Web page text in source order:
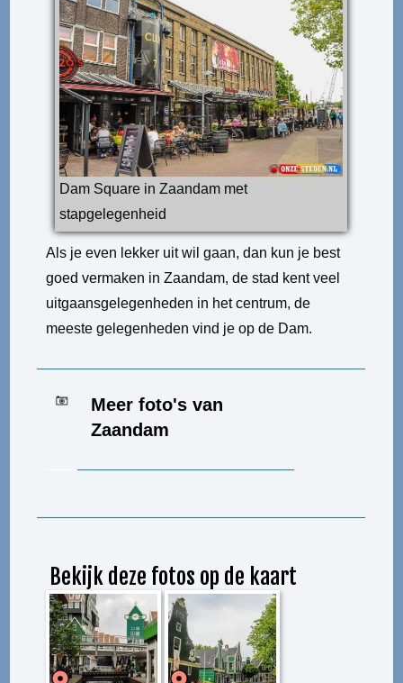
Dam Square in Zaandam met
stapgelegenheid
Als je even lekker uit wil gaan, dan kun je best
goed vermaken in Zaandam, de stad kent veel
uitgaansgelegenheden in het centrum, de
meeste gelegenheden vind je op de Dam.
Meer foto's van
Zaandam